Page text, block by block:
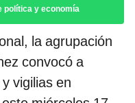
política y economía
la agrupación
convocó a
vigilias en